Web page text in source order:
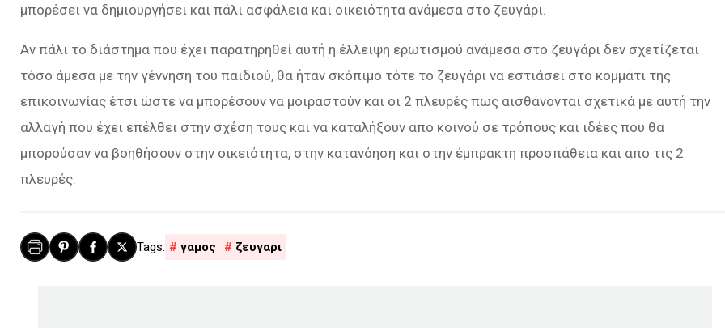
μπορέσει να δημιουργήσει και πάλι ασφάλεια και οικειότητα ανάμεσα στο ζευγάρι.
Αν πάλι το διάστημα που έχει παρατηρηθεί αυτή η έλλειψη ερωτισμού ανάμεσα στο ζευγάρι δεν σχετίζεται
τόσο άμεσα με την γέννηση του παιδιού, θα ήταν σκόπιμο τότε το ζευγάρι να εστιάσει στο κομμάτι της
επικοινωνίας έτσι ώστε να μπορέσουν να μοιραστούν και οι 2 πλευρές πως αισθάνονται σχετικά με αυτή την
αλλαγή που έχει επέλθει στην σχέση τους και να καταλήξουν απο κοινού σε τρόπους και ιδέες που θα
μπορούσαν να βοηθήσουν στην οικειότητα, στην κατανόηση και στην έμπρακτη προσπάθεια και απο τις 2
πλευρές.
γαμος ζευγαρι